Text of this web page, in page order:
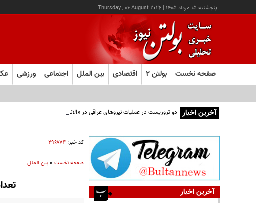
پنجشنبه ۱۵ مرداد ۱۴۰۵ |
Thursday , 06 August 2026
صفحه نخست بولتن ۲ اقتصادی بین الملل اجتماعی ورزشی
آخرین اخبار دو تروریست در عملیات نیروهای عراقی در «الانبار» دستگیر شدند
کد خبر: ۲۹۶۸۷۴
صفحه نخست»بین الملل
آخرین اخبار